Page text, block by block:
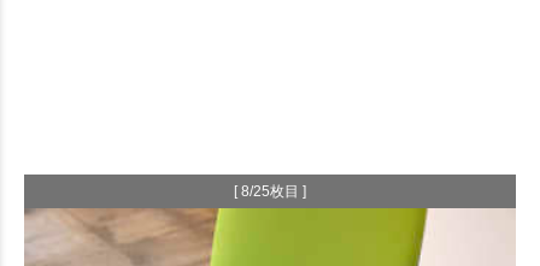
[ 8/25枚目 ]